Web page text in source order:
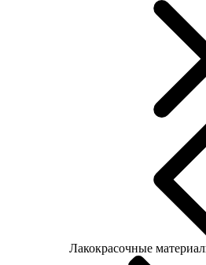
Лакокрасочные